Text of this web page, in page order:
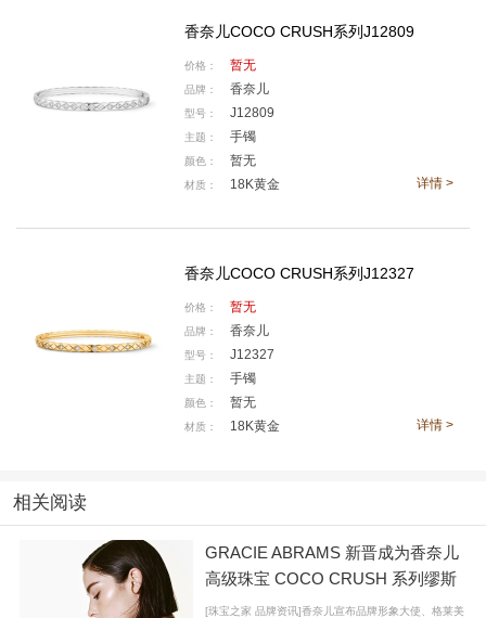
CRUSH 影音厅
一个独属于 COCO CRUSH 的世界由此开启：从入口
CRUSH 影音厅，宛如置身于音像店，于此能够欣
赏Jamie XX为COCO CRUSH广告影片创作的音乐“I
T’S SO GOOD”，聆听COCO CRUSH风格指南；从COC
香奈儿COCO CRUSH系列J12809
价格： 暂无
品牌： 香奈儿
型号： J12809
主题： 手镯
颜色： 暂无
材质： 18K黄金 详情 >
香奈儿COCO CRUSH系列J12327
价格： 暂无
品牌： 香奈儿
型号： J12327
主题： 手镯
颜色： 暂无
材质： 18K黄金 详情 >
相关阅读
GRACIE ABRAMS 新晋成为香奈儿
高级珠宝 COCO CRUSH 系列缪斯
[珠宝之家 品牌资讯]香奈儿宣布品牌形象大使、格莱美